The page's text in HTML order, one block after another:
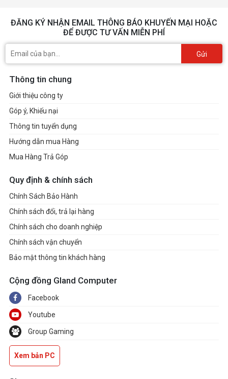
ĐĂNG KÝ NHẬN EMAIL THÔNG BÁO KHUYẾN MẠI HOẶC
ĐỂ ĐƯỢC TƯ VẤN MIỄN PHÍ
Gửi
Thông tin chung
Giới thiệu công ty
Góp ý, Khiếu nại
Thông tin tuyển dụng
Hướng dẫn mua Hàng
Mua Hàng Trả Góp
Quy định & chính sách
Chính Sách Bảo Hành
Chính sách đổi, trả lại hàng
Chính sách cho doanh nghiệp
Chính sách vận chuyển
Bảo mật thông tin khách hàng
Cộng đồng Gland Computer
Facebook
Youtube
Group Gaming
Xem bản PC